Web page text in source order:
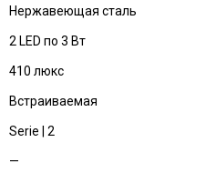
Нержавеющая сталь
2 LED по 3 Вт
410 люкс
Встраиваемая
Serie | 2
—